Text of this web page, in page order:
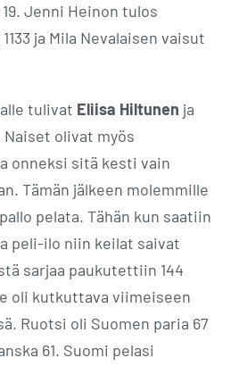
Jenni Heinon tulos
ja Mila Nevalaisen vaisut
tulivat Eliisa Hiltunen ja
Naiset olivat myös
onneksi sitä kesti vain
Tämän jälkeen molemmille
pelata. Tähän kun saatiin
peli-ilo niin keilat saivat
sarjaa paukutettiin 144
oli kutkuttava viimeiseen
Ruotsi oli Suomen paria 67
61. Suomi pelasi